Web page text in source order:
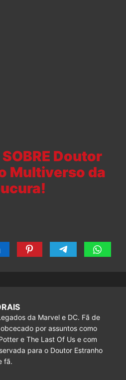
Doutor
Multiverso da
da Marvel e DC. Fã de
por assuntos como
e The Last Of Us e com
para o Doutor Estranho
fã.